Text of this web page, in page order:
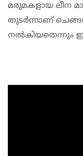
മരുമകളായ ലീന
തുടർന്നാണ്
നൽകിയതെന്നും